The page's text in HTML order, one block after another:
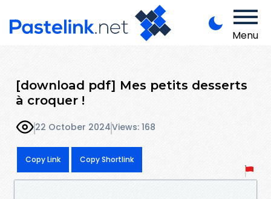
Menu
[download pdf] Mes petits desserts
à croquer !
22 October 2024Views: 168
Copy Link Copy Shortlink